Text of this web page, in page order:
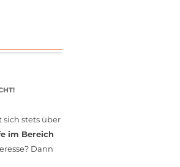
WERDEN
stets über
im Bereich
Dann